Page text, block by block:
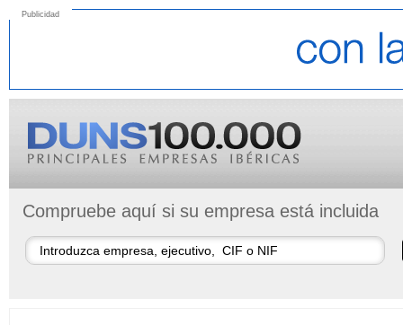
Publicidad
Compruebe aquí si su empresa está incluida